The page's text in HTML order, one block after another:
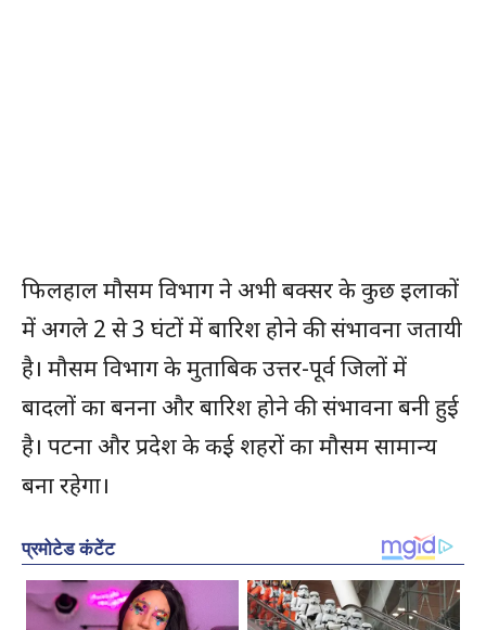
फिलहाल मौसम विभाग ने अभी बक्सर के कुछ इलाकों
में अगले 2 से 3 घंटों में बारिश होने की संभावना जतायी
है। मौसम विभाग के मुताबिक उत्तर-पूर्व जिलों में
बादलों का बनना और बारिश होने की संभावना बनी हुई
है। पटना और प्रदेश के कई शहरों का मौसम सामान्य
बना रहेगा।